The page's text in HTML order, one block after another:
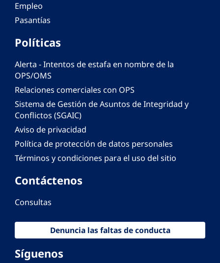
Empleo
Pasantías
Políticas
Alerta - Intentos de estafa en nombre de la
OPS/OMS
Relaciones comerciales con OPS
Sistema de Gestión de Asuntos de Integridad y
Conflictos (SGAIC)
Aviso de privacidad
Política de protección de datos personales
Términos y condiciones para el uso del sitio
Contáctenos
Consultas
Denuncia las faltas de conducta
Síguenos